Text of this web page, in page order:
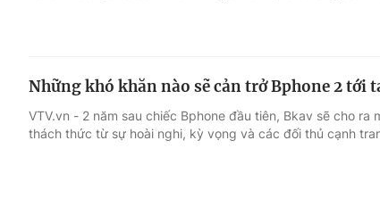
Những khó khăn nào sẽ cản trở Bphone 2 tới
VTV.vn - 2 năm sau chiếc Bphone đầu tiên, Bkav sẽ cho
thách thức từ sự hoài nghi, kỳ vọng và các đối thủ cạnh